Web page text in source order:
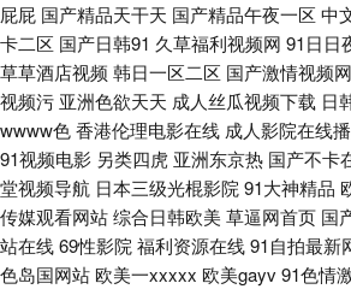
导航 欧美桃色网 午夜福利国产区 91aV免费视频
交在线 日韩色网址 亚洲日美韩AV 91超碰在线内
源 欧美成人A区 婷婷五月天成人色 午夜香蕉剧场
入口 国产一区二区11 另类制服av 蜜臀ab 欧美熟
变态天堂 国产精品多乙 黄色免费链接 久热大香蕉
屁屁 国产精品天干天 国产精品午夜一区 中
卡二区 国产日韩91 久草福利视频网 91日日
草草酒店视频 韩日一区二区 国产激情视频
视频污 亚洲色欲天天 成人丝瓜视频下载 日
wwww色香港伦理电影在线 成人影院在线
91视频电影 另类四虎 亚洲东京热 国产不卡
堂视频导航 日本三级光棍影院 91大神精品
传媒观看网站综合日韩欧美草逼网首页 国
站在线69性影院 福利资源在线91自拍最新
色岛国网站 欧美一xxxxx 欧美gayv91色情